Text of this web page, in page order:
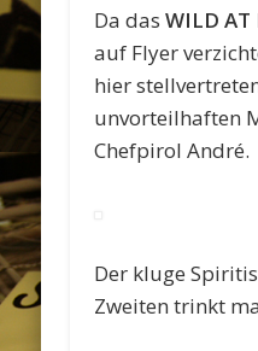
Da dasWILD AT
auf Flyer
hier
unvorteilhaften
Chefpirol André.
Der kluge
Zweiten trinkt